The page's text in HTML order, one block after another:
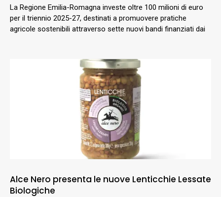
La Regione Emilia-Romagna investe oltre 100 milioni di euro
per il triennio 2025-27, destinati a promuovere pratiche
agricole sostenibili attraverso sette nuovi bandi finanziati dai
Alce Nero presenta le nuove Lenticchie Lessate
Biologiche